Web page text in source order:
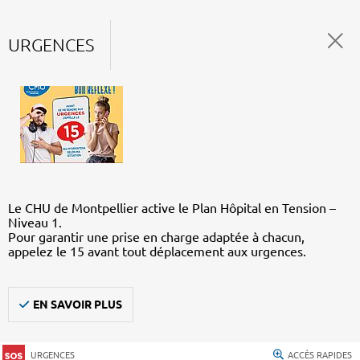
URGENCES
Le CHU de Montpellier active le Plan Hôpital en Tension –
Niveau 1.
Pour garantir une prise en charge adaptée à chacun,
appelez le 15 avant tout déplacement aux urgences.
EN SAVOIR PLUS
URGENCES ACCÈS RAPIDES